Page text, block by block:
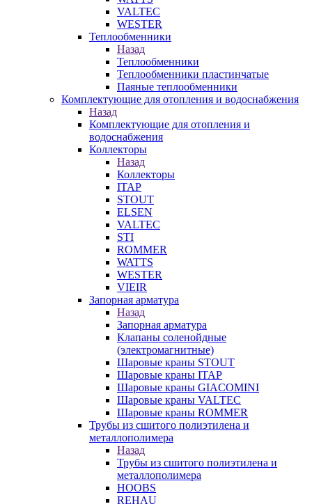
VALTEC
WESTER
Теплообменники
Назад
Теплообменники
Теплообменники пластинчатые
Паяные теплообменники
Комплектующие для отопления и водоснабжения
Назад
Комплектующие для отопления и
водоснабжения
Коллекторы
Назад
Коллекторы
ITAP
STOUT
ELSEN
VALTEC
STI
ROMMER
WATTS
WESTER
VIEIR
Запорная арматура
Назад
Запорная арматура
Клапаны соленойдные
(электромагнитные)
Шаровые краны STOUT
Шаровые краны ITAP
Шаровые краны GIACOMINI
Шаровые краны VALTEC
Шаровые краны ROMMER
Трубы из сшитого полиэтилена и
металлополимера
Назад
Трубы из сшитого полиэтилена и
металлополимера
HOOBS
REHAU